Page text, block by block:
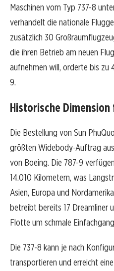
Maschinen vom Typ 737-8
verhandelt die nationale
zusätzlich 30
die ihren Betrieb am neuen
aufnehmen will, orderte bis zu
9.
Historische
Die Bestellung von Sun
größten Widebody-Auftrag
von Boeing. Die 787-9
14.010 Kilometern, was
Asien, Europa und
betreibt bereits 17 Dreamliner
Flotte um schmale
Die 737-8 kann je nach
transportieren und erreicht